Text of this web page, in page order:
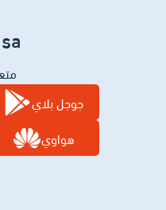
جوجل بلاي
هواوي